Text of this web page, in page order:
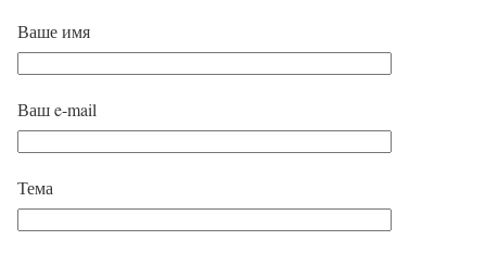
Ваше имя
Ваш e-mail
Тема